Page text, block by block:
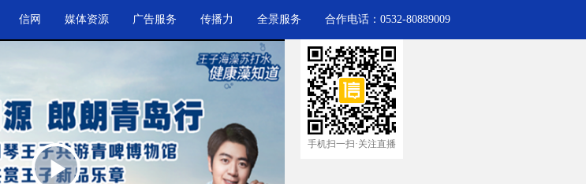
信网 媒体资源 广告服务 传播力 全景服务 合作电话：0532-80889009
手机扫一扫·关注直播